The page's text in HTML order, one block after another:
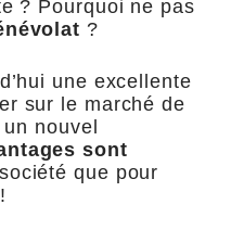
? Pourquoi ne pas
?
une excellente
sur le marché de
nouvel
sont
que pour